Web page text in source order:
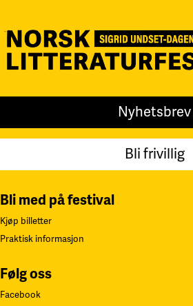
Nyhetsbrev
Bli frivillig
Bli med på festival
Kjøp billetter
Praktisk informasjon
Følg oss
Facebook